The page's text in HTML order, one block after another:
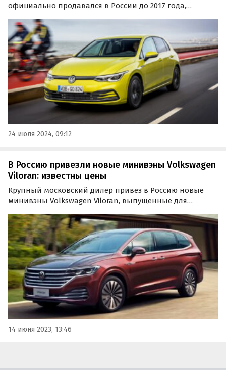
официально продавался в России до 2017 года,
восьмого поколения продаются на одном из
классифайдов как из наличия, так и под заказ, и стоят
там минимум 2 946…
24 июля 2024, 09:12
В Россию привезли новые минивэны Volkswagen
Viloran: известны цены
Крупный московский дилер привез в Россию новые
минивэны Volkswagen Viloran, выпущенные для
объявлений в классифайде, в которых они продаются
за 8 490 000 рублей.
14 июня 2023, 13:46